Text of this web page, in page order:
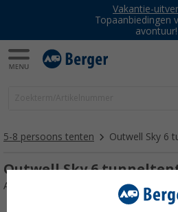
Vakantie-
Topaanbiedingen
avontuur!
5-8 persoons tenten Outwell Sky 6
Outwell Sky 6
Artikelnr: 397263